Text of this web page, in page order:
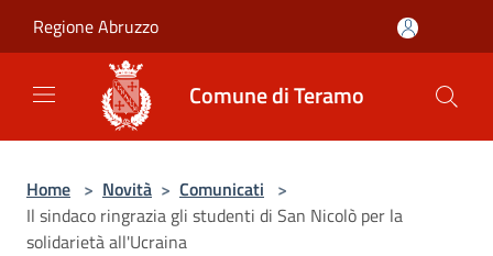
Regione Abruzzo
Comune di Teramo
Home > Novità > Comunicati >
Il sindaco ringrazia gli studenti di San Nicolò per la
solidarietà all'Ucraina